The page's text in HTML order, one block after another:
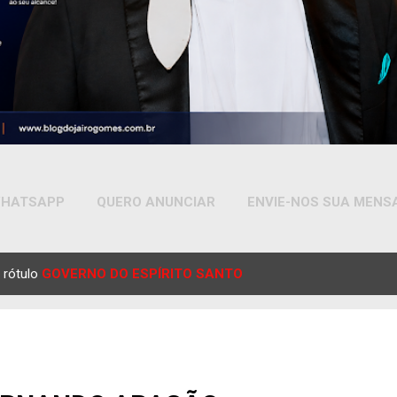
QUERO ANUNCIAR ENVIE-NOS SUA
rótulo GOVERNO DO ESPÍRITO SANTO